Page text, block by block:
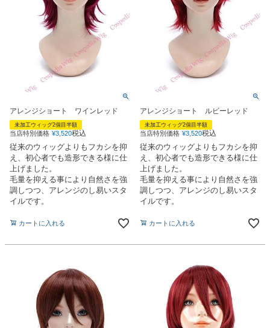
アレンジショート ワインレッド
未加工ウィッグ2個目半額
当店特別価格 ¥3,520税込
従来のウィッグよりもフカシを抑
え、初心者でも造形できる様に仕
上げました。
毛量を抑える事により自然さを強
調しつつ、アレンジのし易いスタ
イルです。
カートに入れる
アレンジショート ルビーレッド
未加工ウィッグ2個目半額
当店特別価格 ¥3,520税込
従来のウィッグよりもフカシを抑
え、初心者でも造形できる様に仕
上げました。
毛量を抑える事により自然さを強
調しつつ、アレンジのし易いスタ
イルです。
カートに入れる